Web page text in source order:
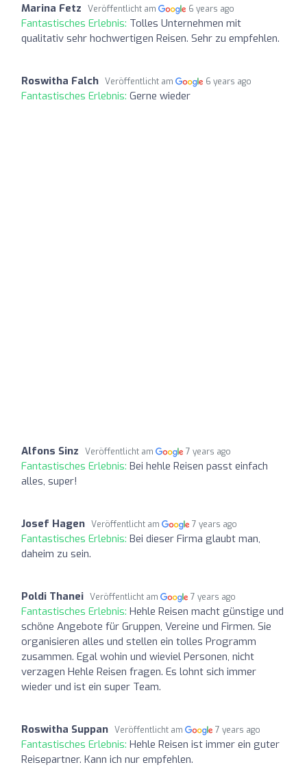
Marina Fetz Veröffentlicht am 6 years ago
Fantastisches Erlebnis: Tolles Unternehmen mit
qualitativ sehr hochwertigen Reisen. Sehr zu empfehlen.
Roswitha Falch Veröffentlicht am 6 years ago
Fantastisches Erlebnis: Gerne wieder
Alfons Sinz Veröffentlicht am 7 years ago
Fantastisches Erlebnis: Bei hehle Reisen passt einfach
alles, super!
Josef Hagen Veröffentlicht am 7 years ago
Fantastisches Erlebnis: Bei dieser Firma glaubt man,
daheim zu sein.
Poldi Thanei Veröffentlicht am 7 years ago
Fantastisches Erlebnis: Hehle Reisen macht günstige und
schöne Angebote für Gruppen, Vereine und Firmen. Sie
organisieren alles und stellen ein tolles Programm
zusammen. Egal wohin und wieviel Personen, nicht
verzagen Hehle Reisen fragen. Es lohnt sich immer
wieder und ist ein super Team.
Roswitha Suppan Veröffentlicht am 7 years ago
Fantastisches Erlebnis: Hehle Reisen ist immer ein guter
Reisepartner. Kann ich nur empfehlen.